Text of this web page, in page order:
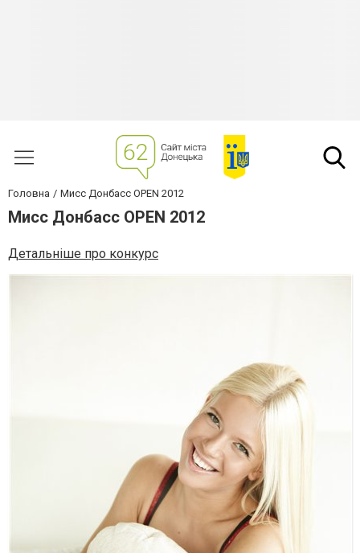
Головна Мисс Донбасс OPEN 2012
Мисс Донбасс OPEN 2012
Детальніше про конкурс